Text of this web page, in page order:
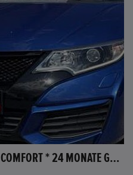
HONDA CIVIC CIVIC 1.4 I-VTEC COMFORT * 24 MONATE GARANTIE *